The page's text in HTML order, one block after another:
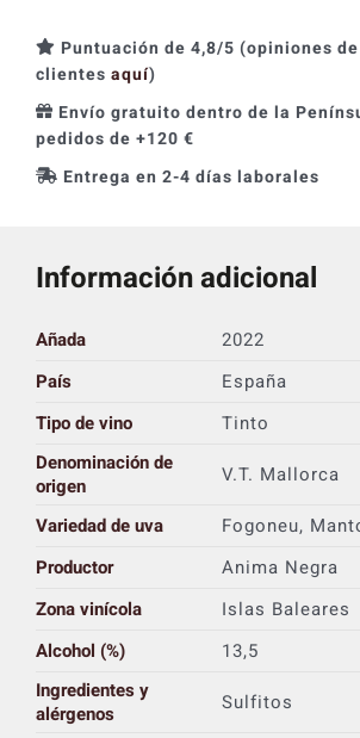
Puntuación de 4,8/5 (opiniones
clientes aquí)
Envío gratuito dentro de la
pedidos de +120 €
Entrega en 2-4 días laborales
Información adicional
Añada
2022
País
España
Tipo de vino
Tinto
Denominación de
origen
V.T. Mallorca
Variedad de uva
Fogoneu,
Productor
Anima Negra
Zona vinícola
Islas Baleares
Alcohol (%)
13,5
Ingredientes y
alérgenos
Sulfitos